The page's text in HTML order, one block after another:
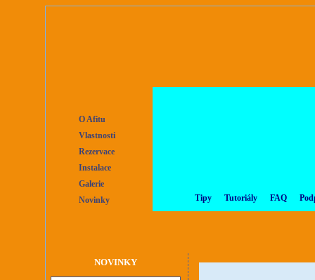
O Afitu
Vlastnosti
Rezervace
Instalace
Galerie
Novinky
Tipy Tutoriály FAQ
NOVINKY